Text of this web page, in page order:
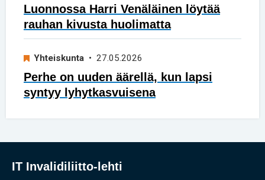
Luonnossa Harri Venäläinen löytää
rauhan kivusta huolimatta
Yhteiskunta • 27.05.2026
Perhe on uuden äärellä, kun lapsi
syntyy lyhytkasvuisena
IT Invalidiliitto-lehti